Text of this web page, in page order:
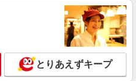
とりあえずキープ